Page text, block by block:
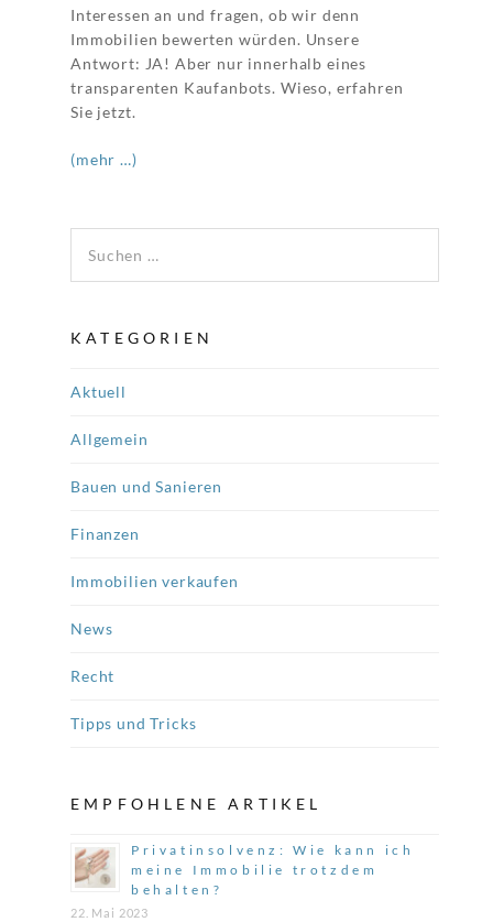
Interessen an und fragen, ob wir denn
Immobilien bewerten würden. Unsere
Antwort: JA! Aber nur innerhalb eines
transparenten Kaufanbots. Wieso, erfahren
Sie jetzt.
(mehr …)
KATEGORIEN
Aktuell
Allgemein
Bauen und Sanieren
Finanzen
Immobilien verkaufen
News
Recht
Tipps und Tricks
EMPFOHLENE ARTIKEL
Privatinsolvenz: Wie kann ich
meine Immobilie trotzdem
behalten?
22. Mai 2023